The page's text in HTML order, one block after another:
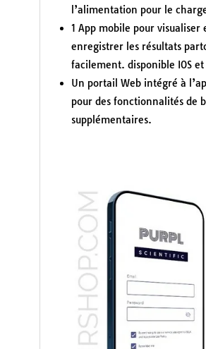
l’alimentation pour le
1 App mobile pour visualiser
enregistrer les résultats
facilement. disponible IOS
Un portail Web intégré à
pour des fonctionnalités de
supplémentaires.